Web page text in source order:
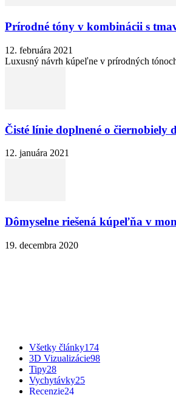
Prírodné tóny v kombinácii s
12. februára 2021
Luxusný návrh kúpeľne v prírodných
Čisté línie doplnené o čiernobiely
12. januára 2021
Dômyselne riešená kúpeľňa v
19. decembra 2020
Všetky články174
3D Vizualizácie98
Tipy28
Vychytávky25
Recenzie24